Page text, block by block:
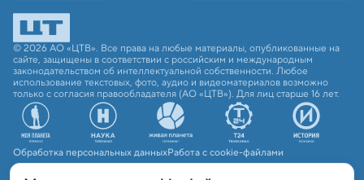
© 2026 АО «ЦТВ». Все права на любые материалы, опубликованные на
сайте, защищены в соответствии с российским и международным
законодательством об интеллектуальной собственности. Любое
использование текстовых, фото, аудио и видеоматериалов возможно
только с согласия правообладателя (АО «ЦТВ»). Для лиц старше 16 лет.
Обработка персональных данныхРабота с cookie-файлами